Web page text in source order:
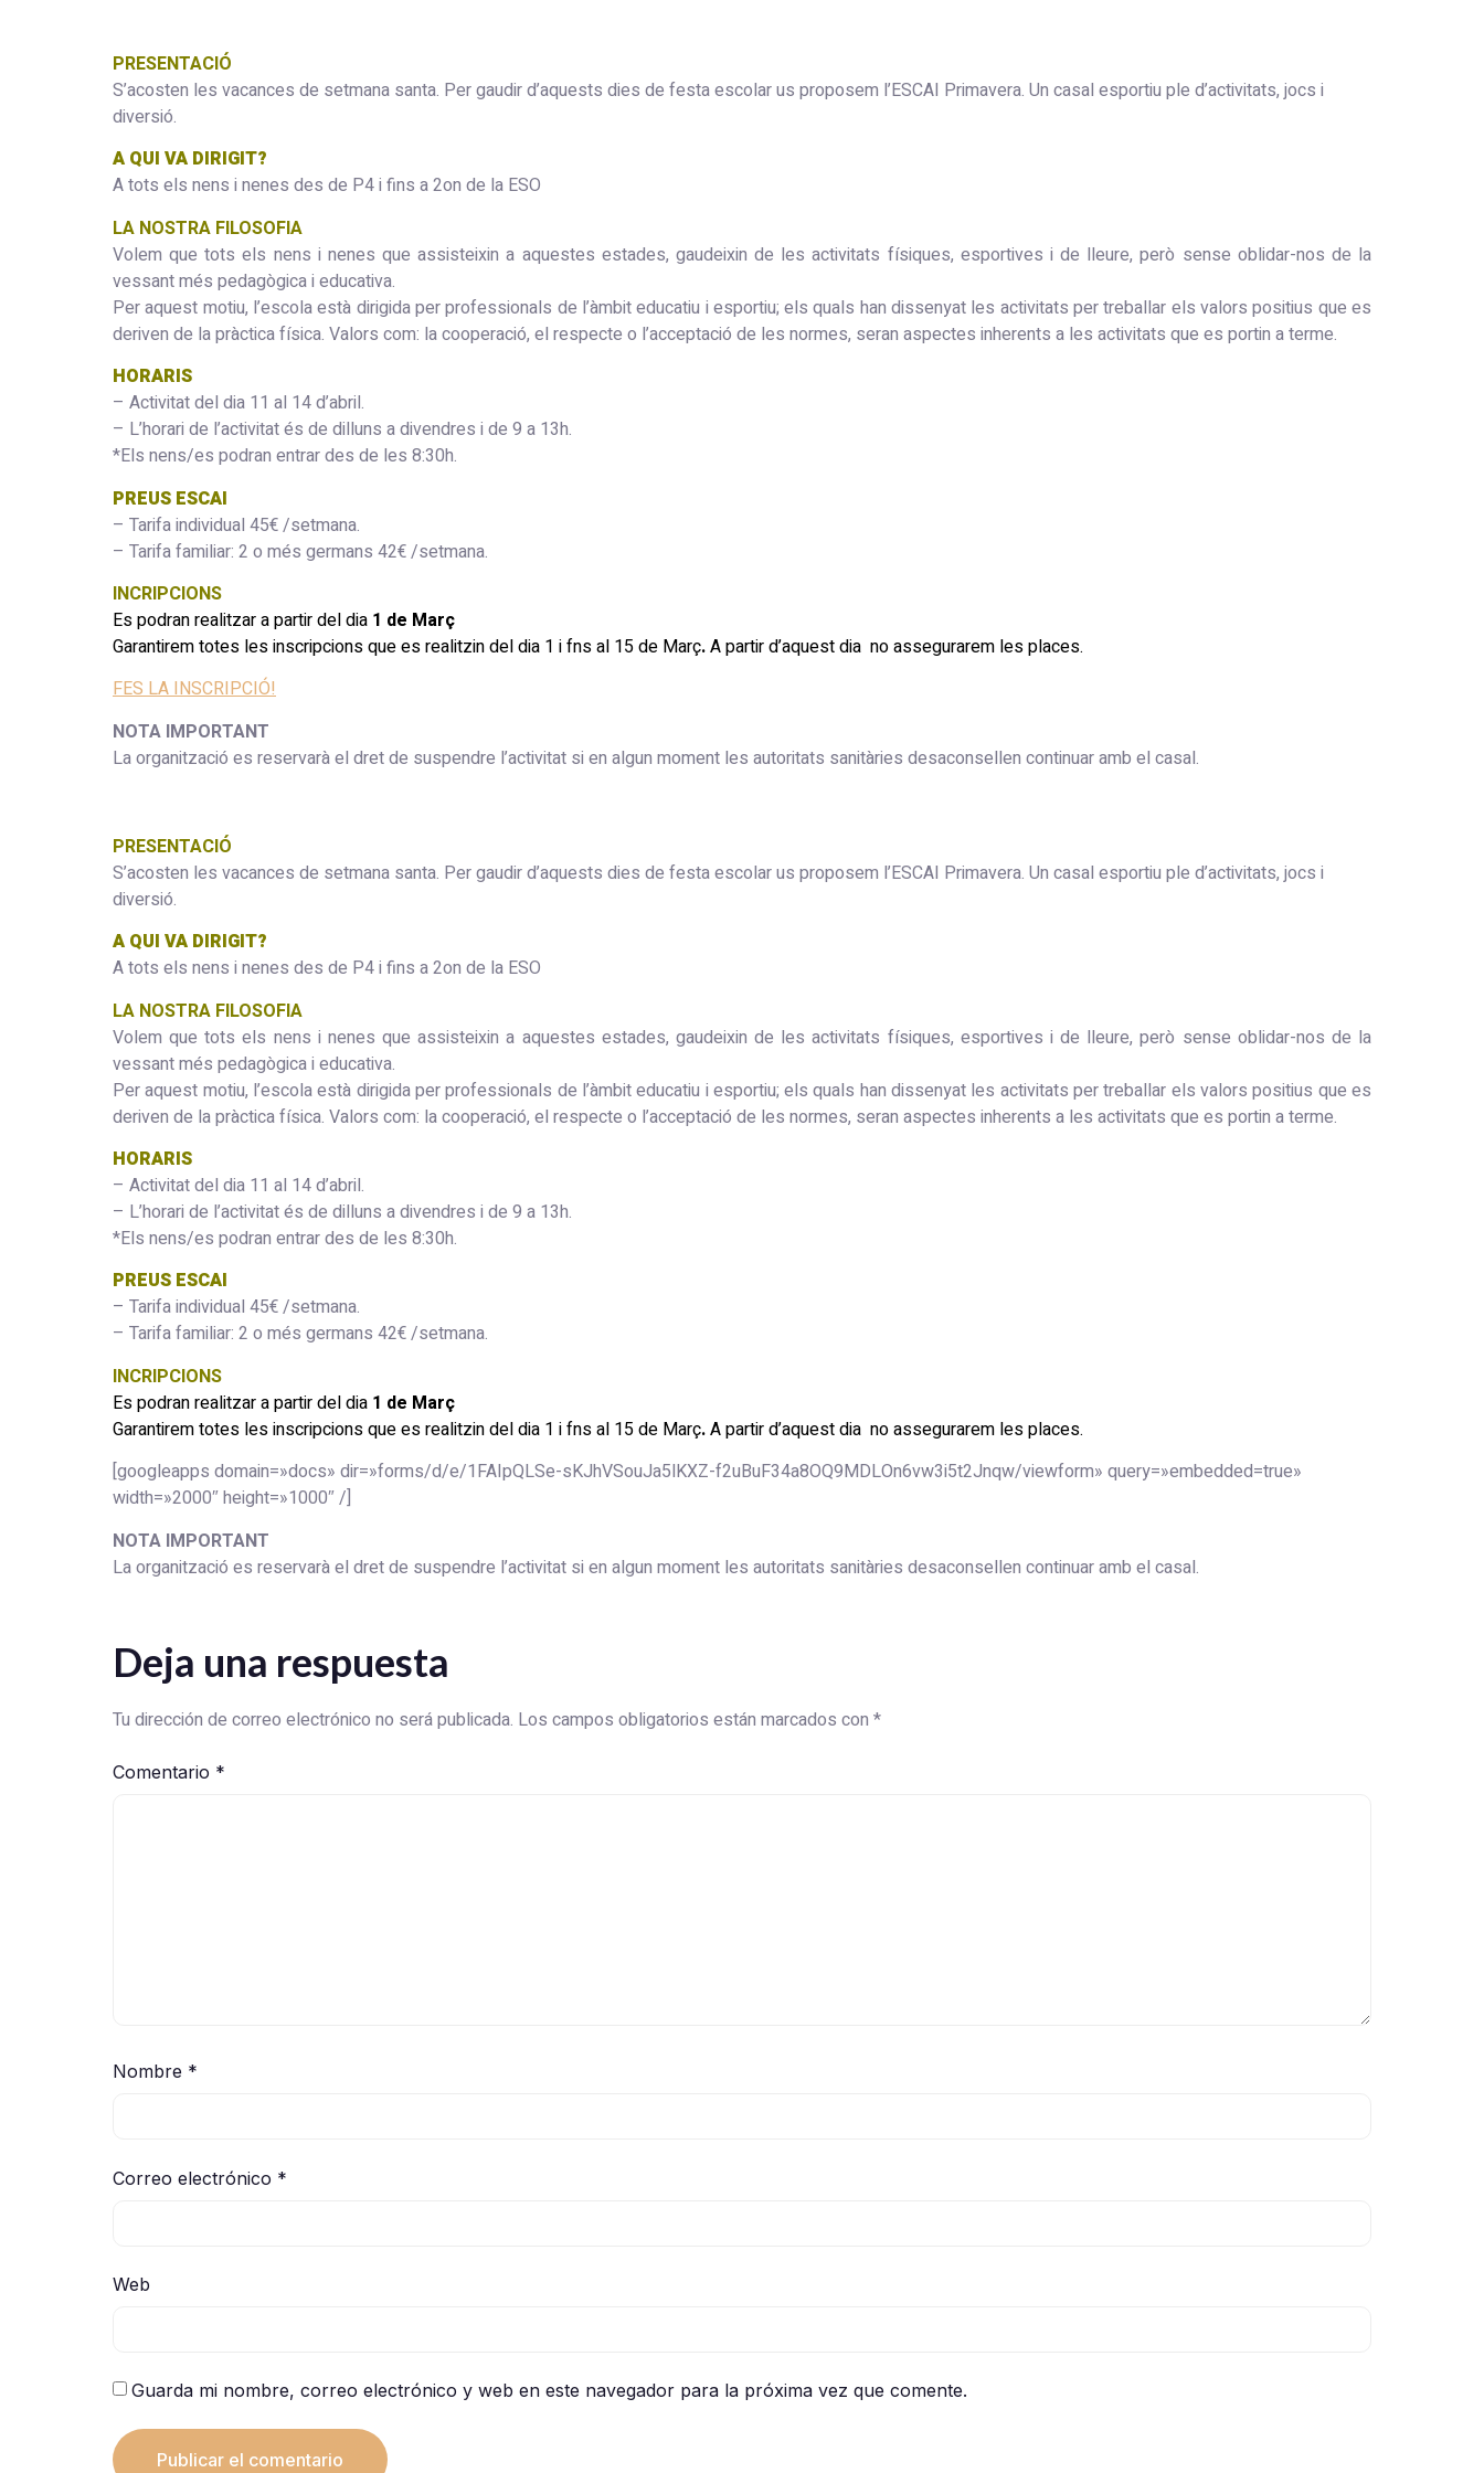
PRESENTACIÓ
S’acosten les vacances de setmana santa. Per gaudir d’aquests dies de festa escolar us proposem l’ESCAI Primavera. Un casal esportiu ple d’activitats, jocs i
diversió.
A QUI VA DIRIGIT?
A tots els nens i nenes des de P4 i fins a 2on de la ESO
LA NOSTRA FILOSOFIA
Volem que tots els nens i nenes que assisteixin a aquestes estades, gaudeixin de les activitats físiques, esportives i de lleure, però sense oblidar-nos de la
vessant més pedagògica i educativa.
Per aquest motiu, l’escola està dirigida per professionals de l’àmbit educatiu i esportiu; els quals han dissenyat les activitats per treballar els valors positius que es
deriven de la pràctica física. Valors com: la cooperació, el respecte o l’acceptació de les normes, seran aspectes inherents a les activitats que es portin a terme.
HORARIS
– Activitat del dia 11 al 14 d’abril.
– L’horari de l’activitat és de dilluns a divendres i de 9 a 13h.
*Els nens/es podran entrar des de les 8:30h.
PREUS ESCAI
– Tarifa individual 45€ /setmana.
– Tarifa familiar: 2 o més germans 42€ /setmana.
INCRIPCIONS
Es podran realitzar a partir del dia 1 de Març
Garantirem totes les inscripcions que es realitzin del dia 1 i fns al 15 de Març.A partir d’aquest dia no assegurarem les places.
FES LA INSCRIPCIÓ!
NOTA IMPORTANT
La organització es reservarà el dret de suspendre l’activitat si en algun moment les autoritats sanitàries desaconsellen continuar amb el casal.
PRESENTACIÓ
S’acosten les vacances de setmana santa. Per gaudir d’aquests dies de festa escolar us proposem l’ESCAI Primavera. Un casal esportiu ple d’activitats, jocs i
diversió.
A QUI VA DIRIGIT?
A tots els nens i nenes des de P4 i fins a 2on de la ESO
LA NOSTRA FILOSOFIA
Volem que tots els nens i nenes que assisteixin a aquestes estades, gaudeixin de les activitats físiques, esportives i de lleure, però sense oblidar-nos de la
vessant més pedagògica i educativa.
Per aquest motiu, l’escola està dirigida per professionals de l’àmbit educatiu i esportiu; els quals han dissenyat les activitats per treballar els valors positius que es
deriven de la pràctica física. Valors com: la cooperació, el respecte o l’acceptació de les normes, seran aspectes inherents a les activitats que es portin a terme.
HORARIS
– Activitat del dia 11 al 14 d’abril.
– L’horari de l’activitat és de dilluns a divendres i de 9 a 13h.
*Els nens/es podran entrar des de les 8:30h.
PREUS ESCAI
– Tarifa individual 45€ /setmana.
– Tarifa familiar: 2 o més germans 42€ /setmana.
INCRIPCIONS
Es podran realitzar a partir del dia 1 de Març
Garantirem totes les inscripcions que es realitzin del dia 1 i fns al 15 de Març.A partir d’aquest dia no assegurarem les places.
[googleapps domain=»docs» dir=»forms/d/e/1FAIpQLSe-sKJhVSouJa5lKXZ-f2uBuF34a8OQ9MDLOn6vw3i5t2Jnqw/viewform» query=»embedded=true»
width=»2000″ height=»1000″ /]
NOTA IMPORTANT
La organització es reservarà el dret de suspendre l’activitat si en algun moment les autoritats sanitàries desaconsellen continuar amb el casal.
Deja una respuesta
Tu dirección de correo electrónico no será publicada. Los campos obligatorios están marcados con *
Comentario *
Nombre *
Correo electrónico *
Web
Guarda mi nombre, correo electrónico y web en este navegador para la próxima vez que comente.